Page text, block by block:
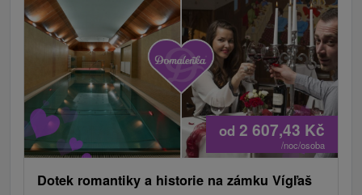
od 2 607,43 Kč
/noc/osoba
Dotek romantiky a historie na zámku Vígľaš